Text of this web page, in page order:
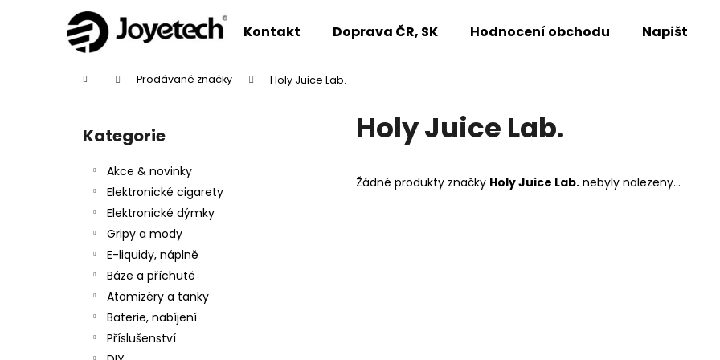
Kontakt Doprava ČR, SK Hodnocení obchodu Napište
Domů Prodávané značky Holy Juice Lab.
Přeskočit
kategorie
Kategorie
Akce & novinky
Elektronické cigarety
Elektronické dýmky
Gripy a mody
E-liquidy, náplně
Báze a příchutě
Atomizéry a tanky
Baterie, nabíjení
Příslušenství
Holy Juice Lab.
Žádné produkty značky Holy Juice Lab. nebyly nalezeny...
Zpět
Zpět